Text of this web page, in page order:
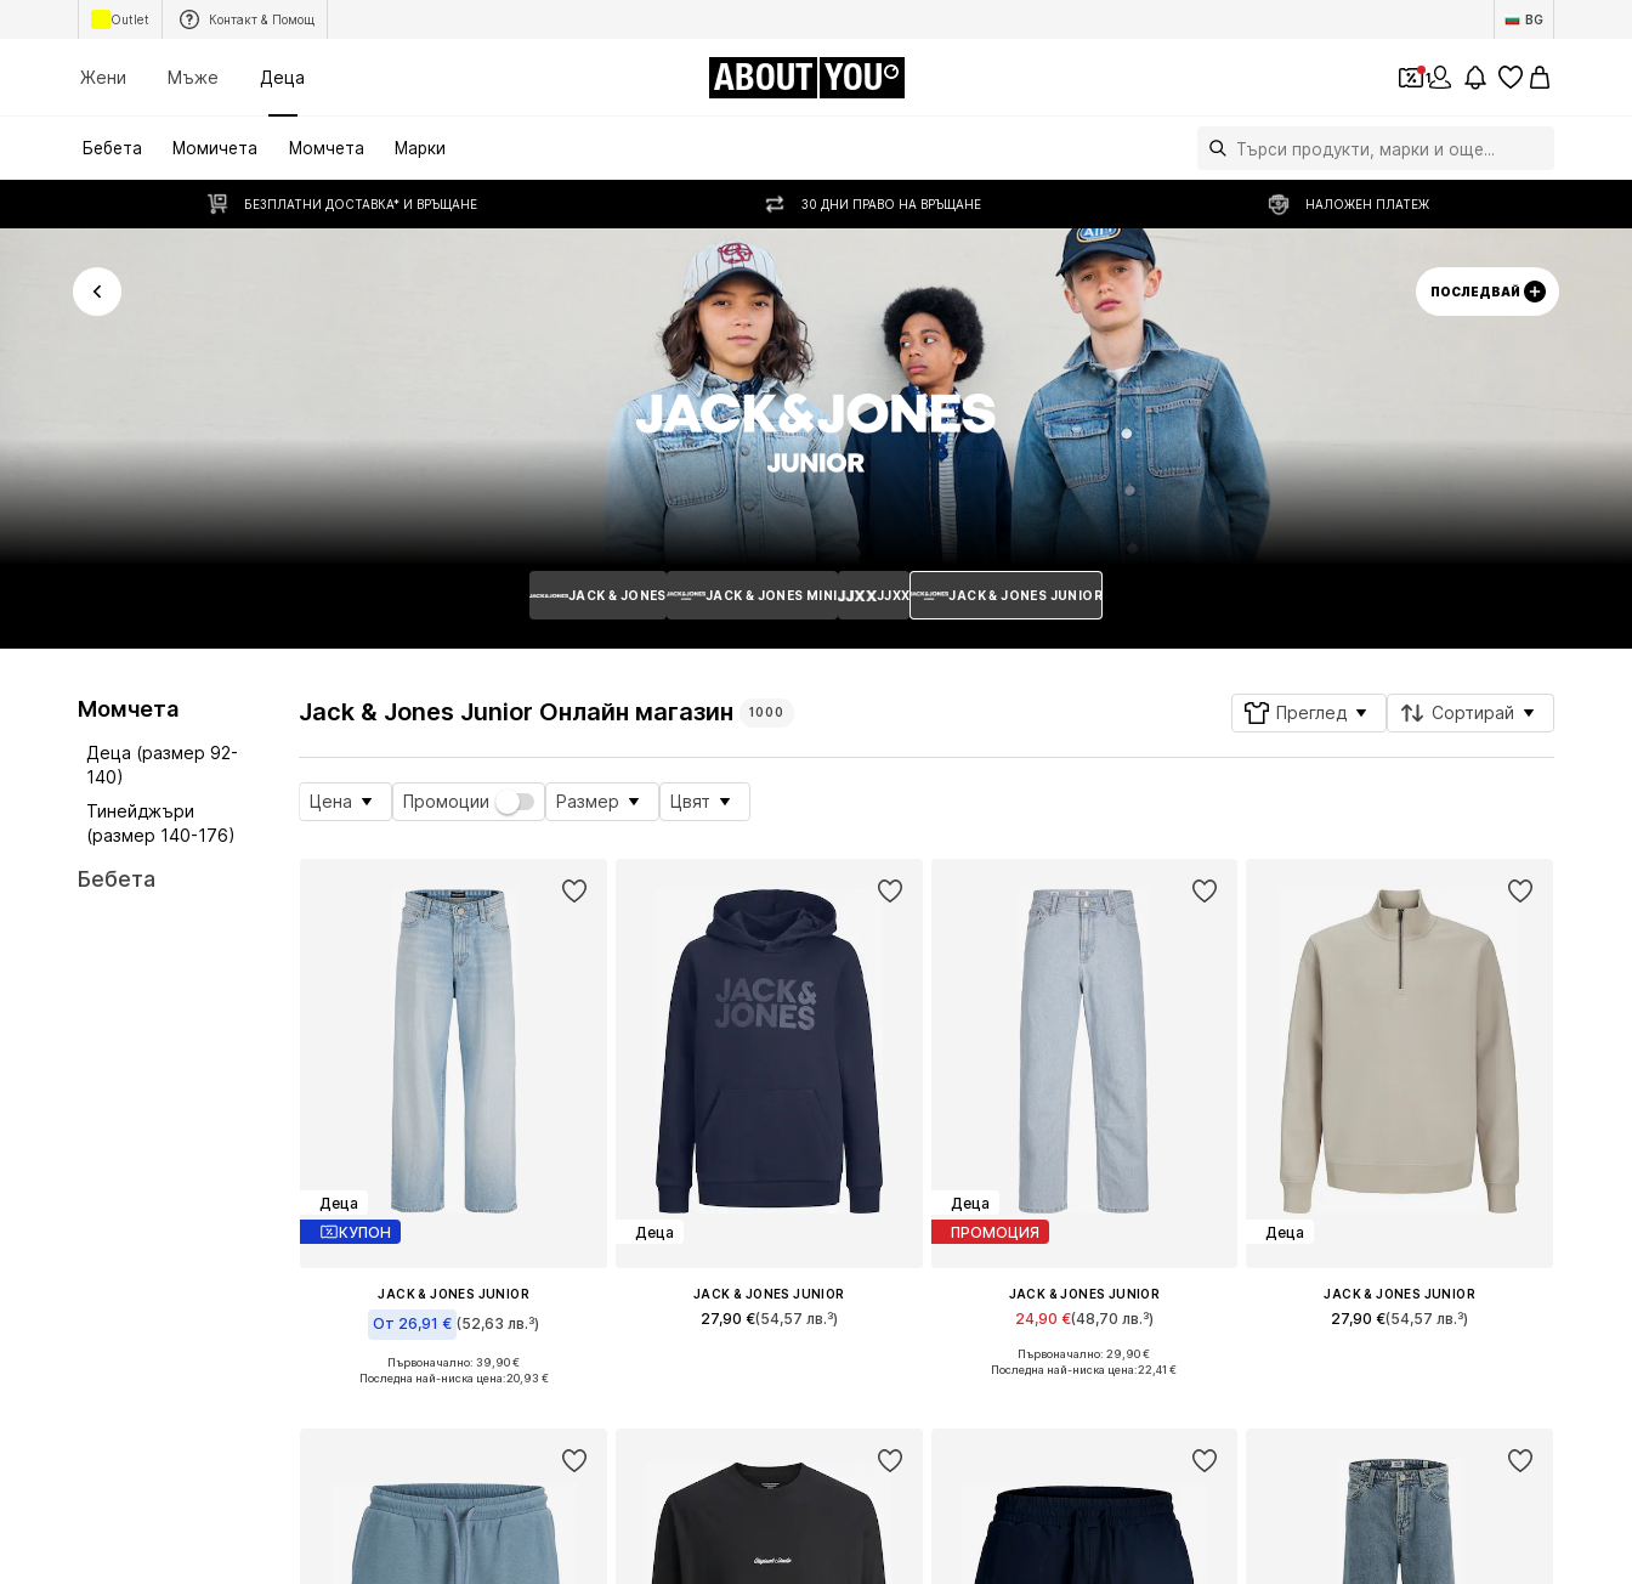
Outlet Контакт & Помощ BG
Жени Мъже Деца ABOUT YOU 1
Бебета Момичета Момчета Марки
БЕЗПЛАТНИ ДОСТАВКА* И ВРЪЩАНЕ 30 ДНИ ПРАВО НА ВРЪЩАНЕ НАЛОЖЕН ПЛАТЕЖ
ПОСЛЕДВАЙ
JACK & JONES JACK & JONES MINI JJXX JACK & JONES JUNIOR
Момчета
Деца (размер 92-
140)
Тинейджъри
(размер 140-176)
Бебета
Jack & Jones Junior Онлайн магазин 1000 Преглед Сортирай
Цена Промоции Размер Цвят
Деца
КУПОН
JACK & JONES JUNIOR
От 26,91 € (52,63 лв.³)
Предлага се в много размери
Първоначално: 39,90 €
Последна най-ниска цена:20,93 €
Деца
JACK & JONES JUNIOR
27,90 €(54,57 лв.³)
Деца
ПРОМОЦИЯ
JACK & JONES JUNIOR
24,90 €(48,70 лв.³)
Предлага се в много размери
Първоначално: 29,90 €
Последна най-ниска цена:22,41 €
Деца
JACK & JONES JUNIOR
27,90 €(54,57 лв.³)